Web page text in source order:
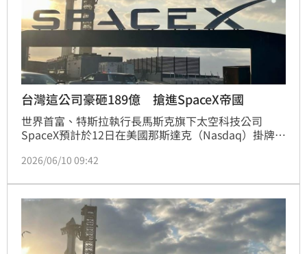
台灣這公司豪砸189億 搶進SpaceX帝國
世界首富、特斯拉執行長馬斯克旗下太空科技公司
SpaceX預計於12日在美國那斯達克（Nasdaq）掛牌上
1.77兆美元，可能成為史上最大規模IPO之一。隨著AI
設概念持續升溫，也讓SpaceX上市案成為全球資本市
場關注焦點。而台灣金融業也正式參戰。富邦金控
（2881）昨（9）日代子公司富邦人壽公告，擬參與
SpaceX普通股首次公開發行（IPO）申購，申購金額上
限為6億美元（約新台幣189億元）。
2026/06/10 09:42